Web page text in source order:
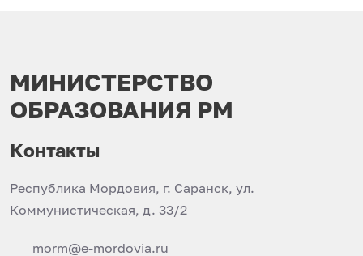
МИНИСТЕРСТВО
ОБРАЗОВАНИЯ РМ
Контакты
Республика Мордовия, г. Саранск, ул.
Коммунистическая, д. 33/2
morm@e-mordovia.ru